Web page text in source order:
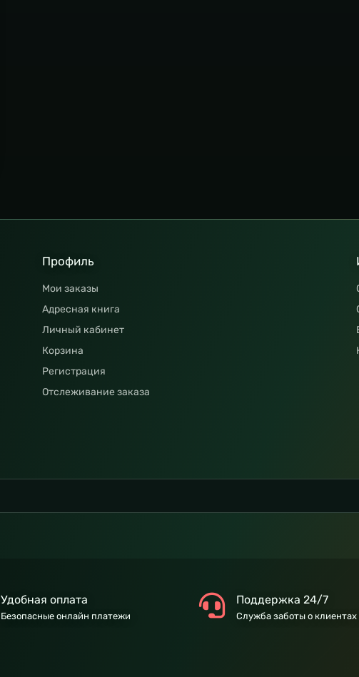
Профиль
Мои заказы
Адресная книга
Личный кабинет
Корзина
Регистрация
Отслеживание заказа
Удобная оплата
Безопасные онлайн платежи
Поддержка 24/7
Служба заботы о